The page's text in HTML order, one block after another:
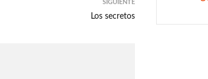
SIGUIENTE
Los secretos